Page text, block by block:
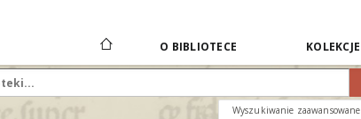
O BIBLIOTECE KOLEKCJE
Wyszukiwanie zaawansowane